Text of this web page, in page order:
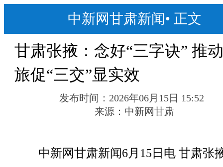
中新网甘肃新闻• 正文
甘肃张掖：念好“三字诀” 推
旅促“三交”显实效
发布时间： 2026年06月15日 15:52
来源： 中新网甘肃
中新网甘肃新闻6月15日电 甘肃张